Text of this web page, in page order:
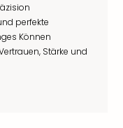
perfekte
Können
Stärke und